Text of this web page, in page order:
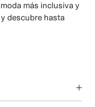
más inclusiva y
descubre hasta